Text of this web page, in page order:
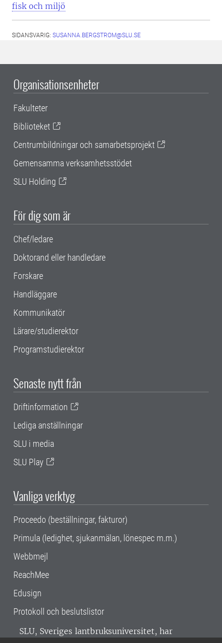
fisk och miljö
SIDANSVARIG: SUSANNA.BERGSTROM@SLU.SE
Organisationsenheter
Fakulteter
Biblioteket
Centrumbildningar och samarbetsprojekt
Gemensamma verksamhetsstödet
SLU Holding
För dig som är
Chef/ledare
Doktorand eller handledare
Forskare
Handläggare
Kommunikatör
Lärare/studierektor
Programstudierektor
Senaste nytt från
Driftinformation
Lediga anställningar
SLU i media
SLU Play
Vanliga verktyg
Proceedo (beställningar, fakturor)
Primula (ledighet, sjukanmälan, lönespec m.m.)
Webbmejl
ReachMee
Edusign
Protokoll och beslutslistor
SLU, Sveriges lantbruksuniversitet, har